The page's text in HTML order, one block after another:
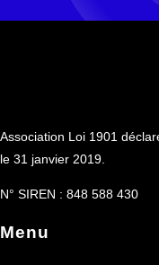
Association Loi 1901
le 31 janvier 2019.
N° SIREN : 848 588 430
Menu